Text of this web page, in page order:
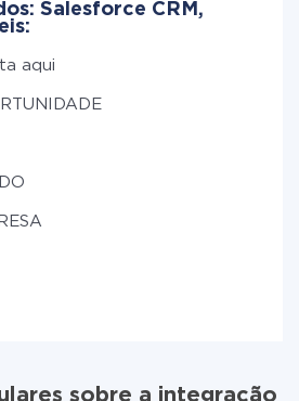
Salesforce CRM,
aqui
sobre a integração